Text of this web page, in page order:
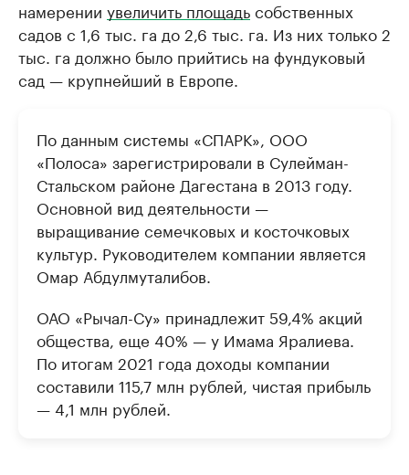
намерении увеличить площадьсобственных
садов с 1,6 тыс. га до 2,6 тыс. га. Из них только 2
тыс. га должно было прийтись на фундуковый
сад — крупнейший в Европе.
По данным системы «СПАРК», ООО
«Полоса» зарегистрировали в Сулейман-
Стальском районе Дагестана в 2013 году.
Основной вид деятельности —
выращивание семечковых и косточковых
культур. Руководителем компании является
Омар Абдулмуталибов.
ОАО «Рычал-Су» принадлежит 59,4% акций
общества, еще 40% — у Имама Яралиева.
По итогам 2021 года доходы компании
составили 115,7 млн рублей, чистая прибыль
— 4,1 млн рублей.